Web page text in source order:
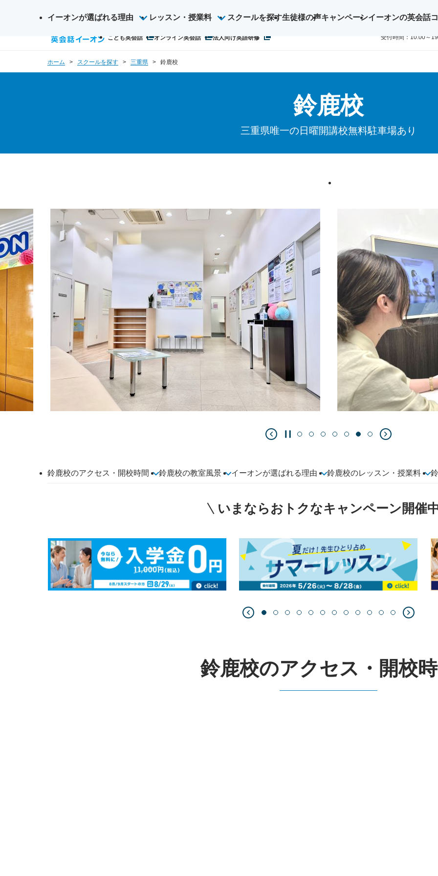
サ
ト
検
索
こども英会話 オンライン英会話 法人向け英語研修
ご予約・お
受付時間：10:00～
イーオンが選ばれる理由 レッスン・授業料 スクールを探す生徒様の声キャンペーンイーオンの英会話
ホーム スクールを探す 三重県 鈴鹿校
鈴鹿校
三重県唯一の日曜開講校無料駐車場あり
鈴鹿校のアクセス・開校時間 鈴鹿校の教室風景 イーオンが選ばれる理由 鈴鹿校のレッスン・授業料
いまならおトクなキャンペーン開催
鈴鹿校のアクセス・開校